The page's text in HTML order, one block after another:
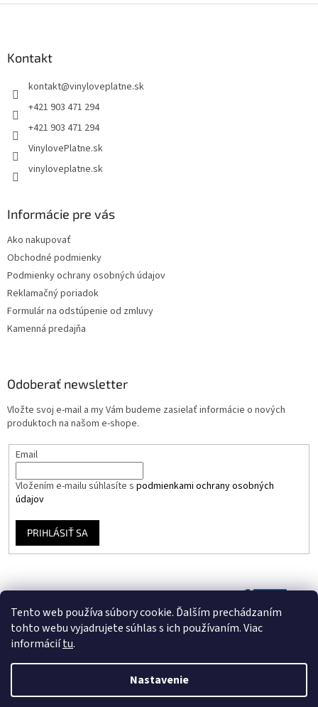
Tento web používa súbory cookie. Ďalším prechádzaním
tohto webu vyjadrujete súhlas s ich používaním. Viac
informáciítu.
Nastavenie
Kontakt
kontakt@vinyloveplatne.sk
+421 903 471 294
+421 903 471 294
VinylovePlatne.sk
vinyloveplatne.sk
Informácie pre vás
Ako nakupovať
Obchodné podmienky
Podmienky ochrany osobných údajov
Reklamačný poriadok
Formulár na odstúpenie od zmluvy
Kamenná predajňa
Odoberať newsletter
Vložte svoj e-mail a my Vám budeme zasielať informácie o nových
produktoch na našom e-shope.
Email
Vložením e-mailu súhlasíte s podmienkami ochrany osobných
údajov
PRIHLÁSIŤ SA
Vytvoril Shoptet